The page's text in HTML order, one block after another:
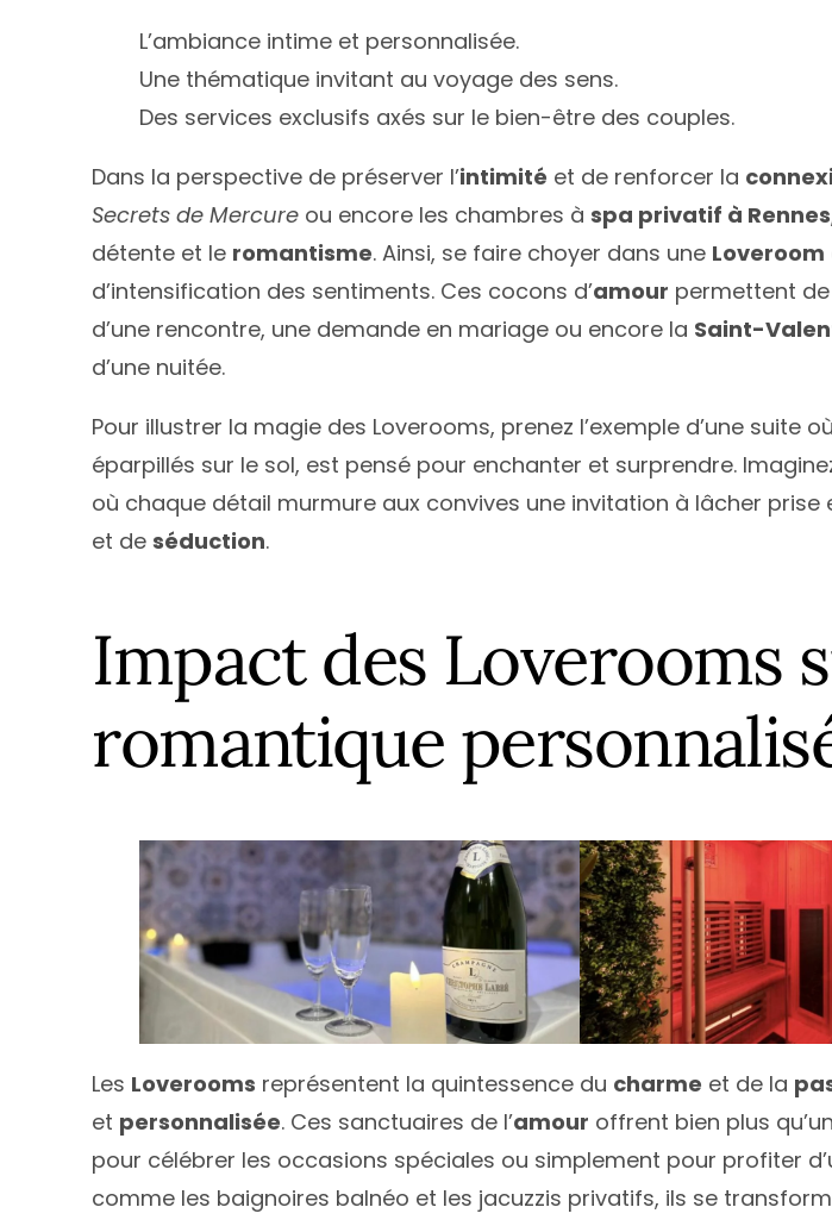
L’ambiance intime et personnalisée.
Une thématique invitant au voyage des sens.
Des services exclusifs axés sur le bien-être des couples.
Dans la perspective de préserver l’intimité et de renforcer la
Secrets de Mercure ou encore les chambres àspa privatif à Rennes
détente et le romantisme. Ainsi, se faire choyer dans une Loveroom
d’intensification des sentiments. Ces cocons d’amour permettent
d’une rencontre, une demande en mariage ou encore la Saint-
d’une nuitée.
Pour illustrer la magie des Loverooms, prenez l’exemple d’une
éparpillés sur le sol, est pensé pour enchanter et surprendre.
où chaque détail murmure aux convives une invitation à lâcher
et deséduction.
Impact des Loverooms
romantique
Les Loverooms représentent la quintessence du charme et de la
et personnalisée. Ces sanctuaires de l’amour offrent bien plus
pour célébrer les occasions spéciales ou simplement pour profiter
comme les baignoires balnéo et les jacuzzis privatifs, ils se